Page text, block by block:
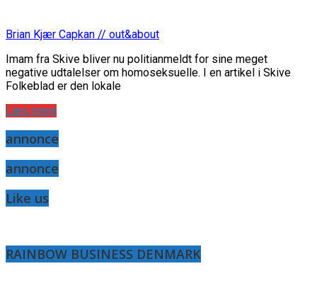
Brian Kjær Capkan // out&about
Imam fra Skive bliver nu politianmeldt for sine meget
negative udtalelser om homoseksuelle. I en artikel i Skive
Folkeblad er den lokale
Læs mere
annonce
annonce
Like us
RAINBOW BUSINESS DENMARK